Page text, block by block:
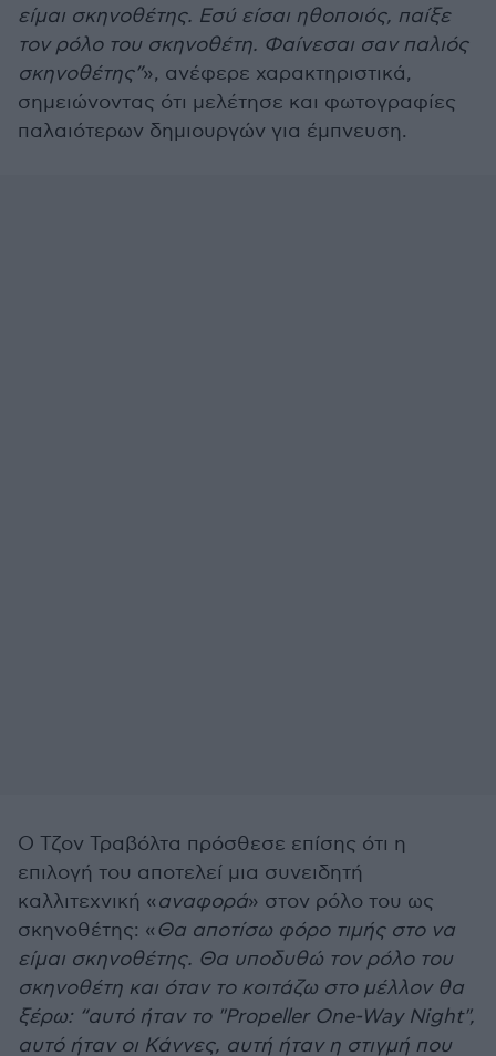
είμαι σκηνοθέτης. Εσύ είσαι ηθοποιός, παίξε
τον ρόλο του σκηνοθέτη. Φαίνεσαι σαν παλιός
σκηνοθέτης”», ανέφερε χαρακτηριστικά,
σημειώνοντας ότι μελέτησε και φωτογραφίες
παλαιότερων δημιουργών για έμπνευση.
Ο Τζον Τραβόλτα πρόσθεσε επίσης ότι η
επιλογή του αποτελεί μια συνειδητή
καλλιτεχνική «αναφορά» στον ρόλο του ως
σκηνοθέτης: «Θα αποτίσω φόρο τιμής στο να
είμαι σκηνοθέτης. Θα υποδυθώ τον ρόλο του
σκηνοθέτη και όταν το κοιτάζω στο μέλλον θα
ξέρω: “αυτό ήταν το "Propeller One-Way Night",
αυτό ήταν οι Κάννες, αυτή ήταν η στιγμή που